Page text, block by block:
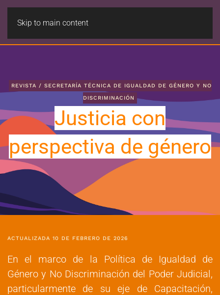
Skip to main content
REVISTA / SECRETARÍA TÉCNICA DE IGUALDAD DE GÉNERO Y NO
DISCRIMINACIÓN
Justicia con
perspectiva de género
ACTUALIZADA 10 DE FEBRERO DE 2026
En el marco de la Política de Igualdad de
Género y No Discriminación del Poder Judicial,
particularmente de su eje de Capacitación,